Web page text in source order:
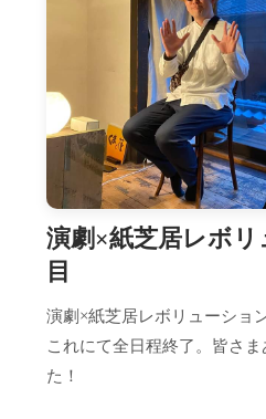
演劇×紙芝居レボリ
目
演劇×紙芝居レボリューショ
これにて全日程終了。皆さ
た！